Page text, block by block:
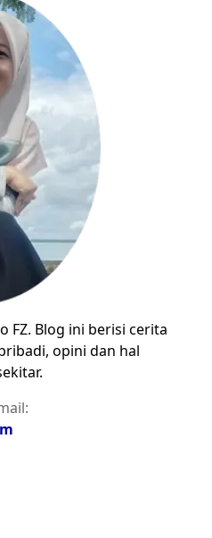
FZ. Blog ini berisi cerita
opini dan hal